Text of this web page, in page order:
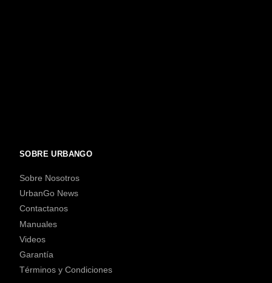
SOBRE URBANGO
Sobre Nosotros
UrbanGo News
Contactanos
Manuales
Videos
Garantía
Términos y Condiciones